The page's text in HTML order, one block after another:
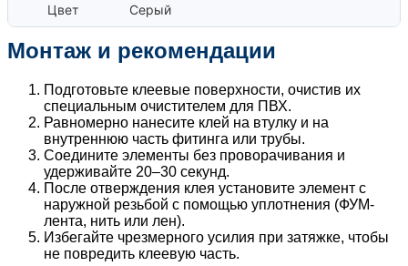
Цвет Серый
Монтаж и рекомендации
Подготовьте клеевые поверхности, очистив их
специальным очистителем для ПВХ.
Равномерно нанесите клей на втулку и на
внутреннюю часть фитинга или трубы.
Соедините элементы без проворачивания и
удерживайте 20–30 секунд.
После отверждения клея установите элемент с
наружной резьбой с помощью уплотнения (ФУМ-
лента, нить или лен).
Избегайте чрезмерного усилия при затяжке, чтобы
не повредить клеевую часть.